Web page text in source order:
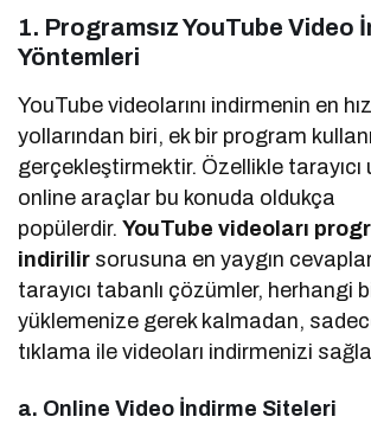
1. Programsız YouTube Video
Yöntemleri
YouTube videolarını indirmenin en
yollarından biri, ek bir program
gerçekleştirmektir. Özellikle tarayıcı
online araçlar bu konuda oldukça
popülerdir.YouTube videoları
indirilir sorusuna en yaygın
tarayıcı tabanlı çözümler, herhangi
yüklemenize gerek kalmadan,
tıklama ile videoları indirmenizi
a. Online Video İndirme Siteleri